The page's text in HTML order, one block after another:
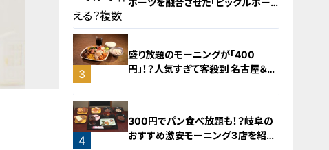
2
3
盛り放題のモーニングが「400
円」！？人気すぎて客殺到 名古屋＆岐
4
300円でパン食べ放題も！？岐阜の
おすすめ激安モーニング３店を紹